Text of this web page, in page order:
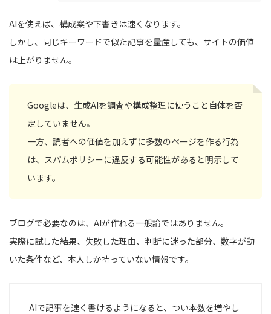
AIを使えば、構成案や下書きは速くなります。
しかし、同じキーワードで似た記事を量産しても、サイトの価値
は上がりません。
Googleは、生成AIを調査や構成整理に使うこと自体を否
定していません。
一方、読者への価値を加えずに多数のページを作る行為
は、スパムポリシーに違反する可能性があると明示して
います。
ブログで必要なのは、AIが作れる一般論ではありません。
実際に試した結果、失敗した理由、判断に迷った部分、数字が動
いた条件など、本人しか持っていない情報です。
AIで記事を速く書けるようになると、つい本数を増やし